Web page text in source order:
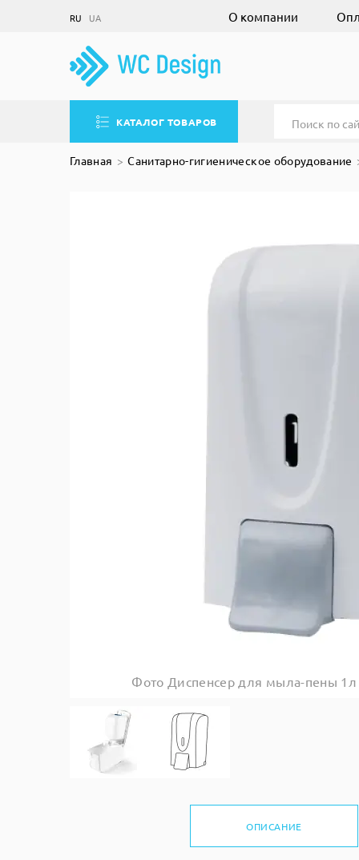
RU UA О компании
КАТАЛОГ ТОВАРОВ
Главная Санитарно-гигиеническое оборудование
Фото Диспенсер для мыла-пены 1л
ОПИСАНИЕ